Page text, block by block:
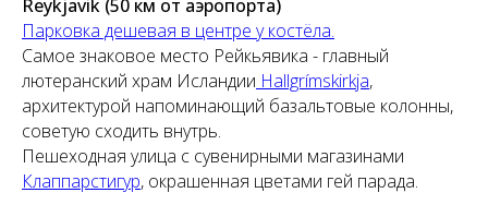
Reykjavik (50 км от аэропорта)
Парковка дешевая в центре у костёла.
Самое знаковое место Рейкьявика - главный
лютеранский храм Исландии Hallgrímskirkja,
архитектурой напоминающий базальтовые колонны,
советую сходить внутрь.
Пешеходная улица с сувенирными магазинами
Клаппарстигур, окрашенная цветами гей парада.